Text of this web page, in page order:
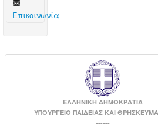
Επικοινωνία
ΕΛΛΗΝΙΚΗ ΔΗΜΟΚΡΑΤΙΑ
ΥΠΟΥΡΓΕΙΟ ΠΑΙΔΕΙΑΣ ΚΑΙ
------